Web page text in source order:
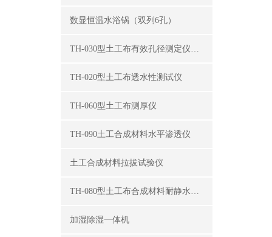
数显恒温水浴锅（双列6孔）
TH-030型土工布有效孔径测定仪（湿筛法）
TH-020型土工布透水性测试仪
TH-060型土工布测厚仪
TH-090土工合成材料水平渗透仪
土工合成材料拉拔试验仪
TH-080型土工布合成材料耐静水压测定仪
加湿除湿一体机